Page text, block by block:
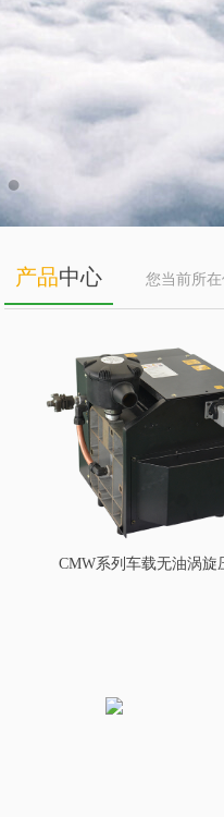
产品中心 您当前所
CMW系列车载无油涡旋